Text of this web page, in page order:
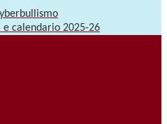
calendario 2025-26